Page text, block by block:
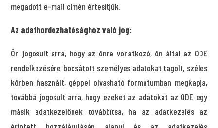
megadott e-mail címén értesítjük.
Az adathordozhatósághoz való jog:
Ön jogosult arra, hogy az önre vonatkozó, ön által az ODE
rendelkezésére bocsátott személyes adatokat tagolt, széles
körben használt, géppel olvasható formátumban megkapja,
továbbá jogosult arra, hogy ezeket az adatokat az ODE egy
másik adatkezelőnek továbbítsa, ha az adatkezelés az